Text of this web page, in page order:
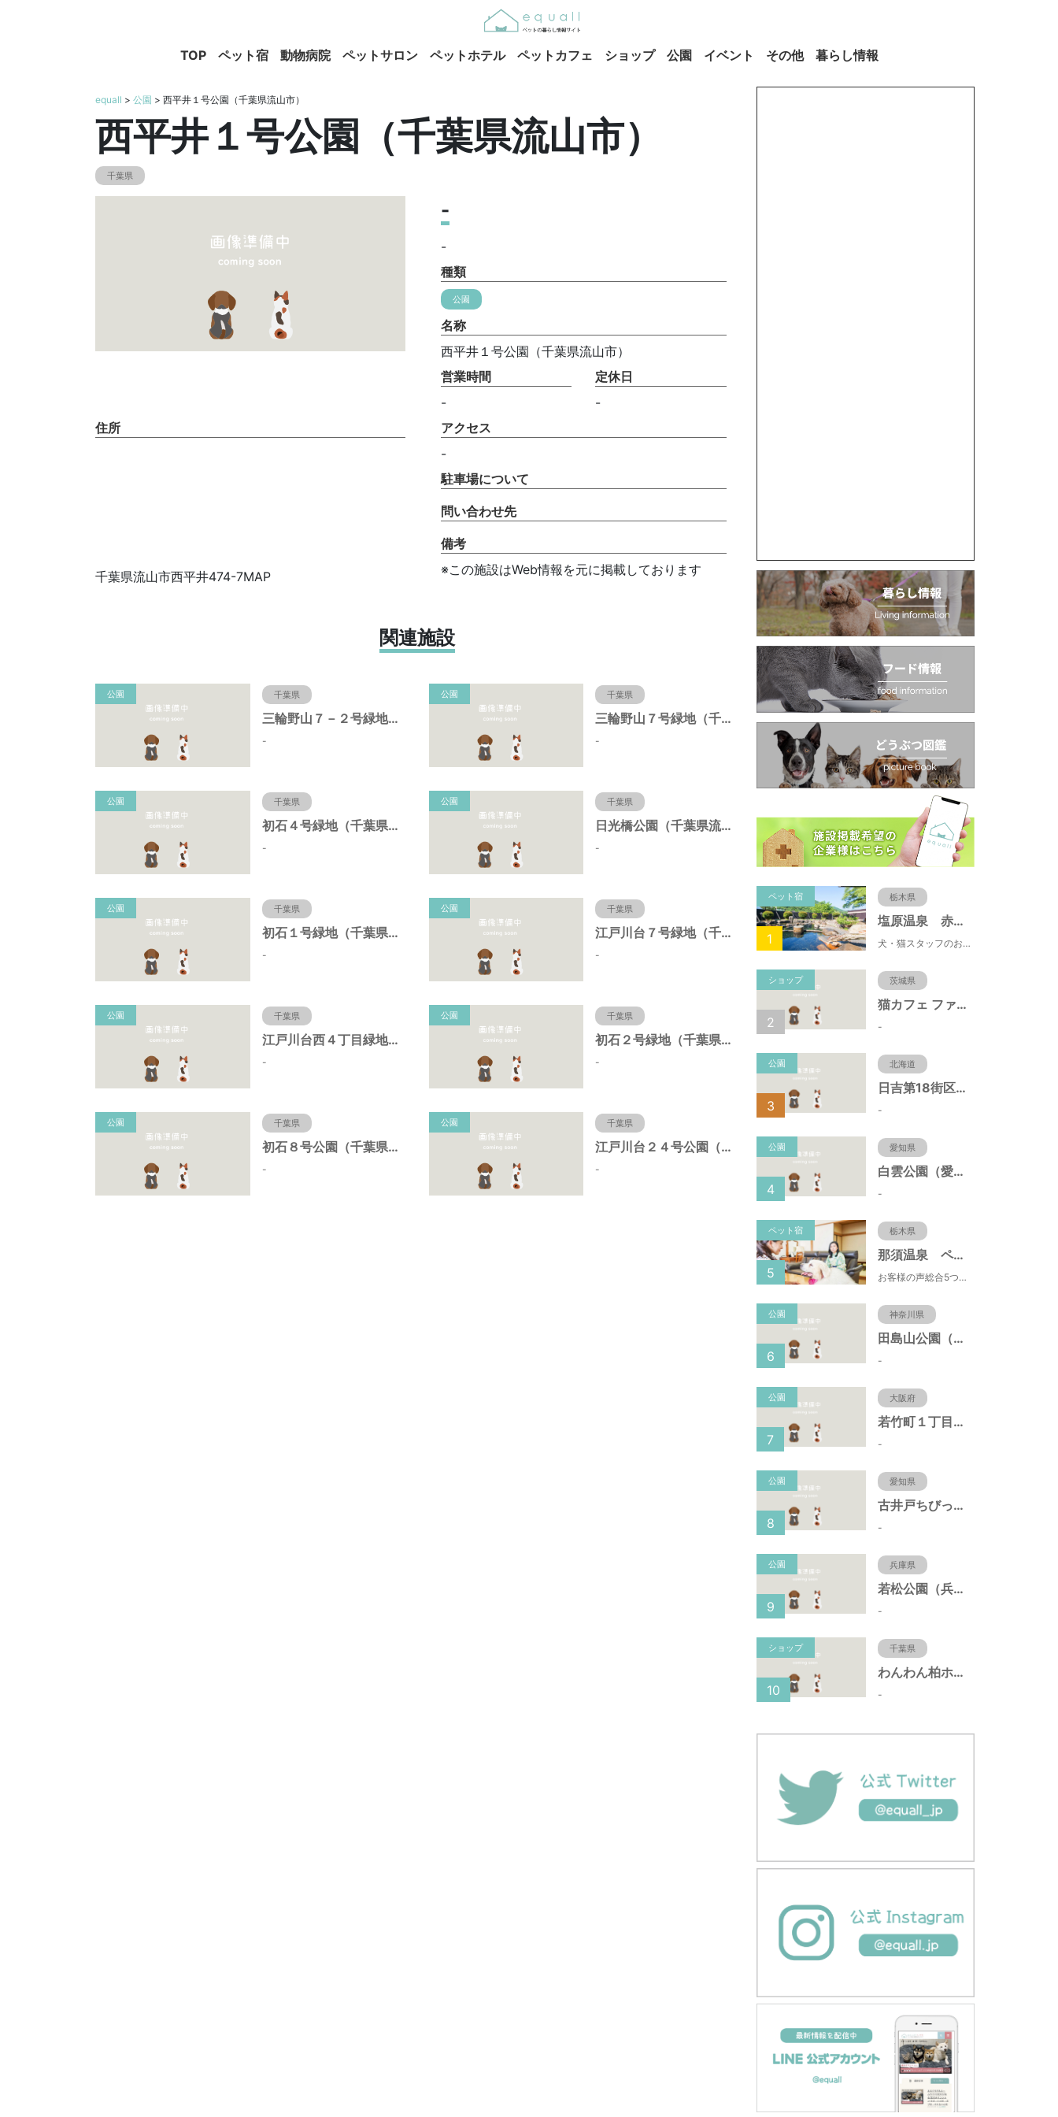
TOP ペット宿 動物病院 ペットサロン ペットホテル ペットカフェ ショップ 公園 イベント その他 暮らし情報
equall > 公園 > 西平井１号公園（千葉県流山市）
西平井１号公園（千葉県流山市）
千葉県
-
-
種類
公園
名称
西平井１号公園（千葉県流山市）
営業時間
-
定休日
-
住所
千葉県流山市西平井474-7MAP
アクセス
-
駐車場について
問い合わせ先
備考
※この施設はWeb情報を元に掲載しております
関連施設
公園 千葉県
三輪野山７－２号緑地（千葉県流山市）
-
公園 千葉県
三輪野山７号緑地（千葉県流山市）
-
公園 千葉県
初石４号緑地（千葉県流山市）
-
公園 千葉県
日光橋公園（千葉県流山市）
-
公園 千葉県
初石１号緑地（千葉県流山市）
-
公園 千葉県
江戸川台７号緑地（千葉県流山市）
-
公園 千葉県
江戸川台西４丁目緑地（千葉県流山市）
-
公園 千葉県
初石２号緑地（千葉県流山市）
-
公園 千葉県
初石８号公園（千葉県流山市）
-
公園 千葉県
江戸川台２４号公園（千葉県流山市）
-
ペット宿 栃木県
塩原温泉 赤沢温泉旅館
犬・猫スタッフのおもてニャしが魅力のひとつ♪大自然に囲まれた隠れ家的宿で癒やしの休日を。
1
ショップ 茨城県
猫カフェ ファミリーズ
-
2
公園 北海道
日吉第18街区公園（北海道函館市）
-
3
公園 愛知県
白雲公園（愛知県名古屋市）
-
4
ペット宿 栃木県
那須温泉 ペット＆スパホテル 那須ワン
お客様の声総合5つ星■1日限定４組貸切風呂■室内ドッグランあり♪
5
公園 神奈川県
田島山公園（神奈川県藤沢市）
-
6
公園 大阪府
若竹町１丁目第３公園（大阪府豊中市）
-
7
公園 愛知県
古井戸ちびっ子広場（愛知県大府市）
-
8
公園 兵庫県
若松公園（兵庫県神戸市）
-
9
ショップ 千葉県
わんわん柏ホームビレッジ（老犬ホーム・老犬ホテル）
-
10